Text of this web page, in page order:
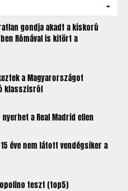
-
gondja akadt a kiskorú
Rómával is kitört a
a Magyarországot
klasszisról
a Real Madrid ellen
éve nem látott vendégsiker a
teszt (top5)